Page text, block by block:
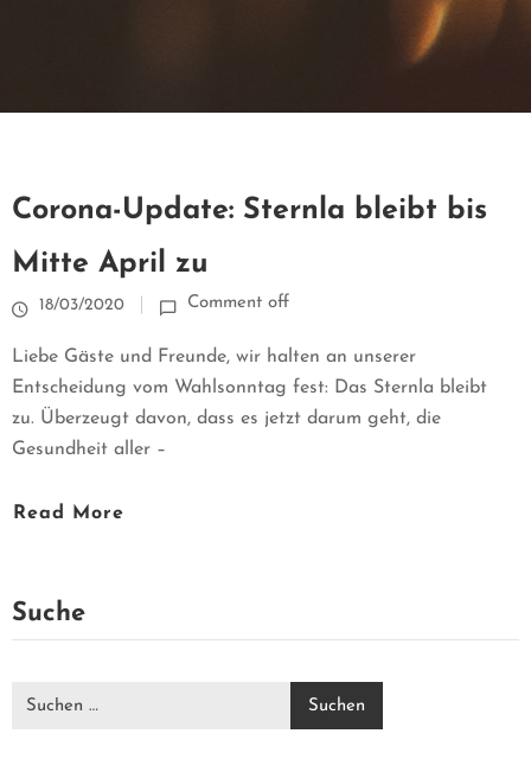
U
E
L
L
E
S
B
E
R
Corona-Update: Sternla bleibt bis
Mitte April zu
18/03/2020 Comment off
Liebe Gäste und Freunde, wir halten an unserer
Entscheidung vom Wahlsonntag fest: Das Sternla bleibt
zu. Überzeugt davon, dass es jetzt darum geht, die
Gesundheit aller –
Read More
Suche